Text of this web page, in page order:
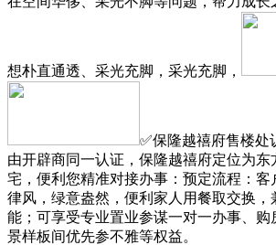
想朴直通透、采光充脚，采光充脚，
✅保隆越禧府售楼处
由开辟商同一认证，保隆越禧府定位为东
宅，便利您精准对接办事：预定流程：客
律风，绿意盎然，便利家人用餐取交换，
能；可享受专业置业参谋一对一办事、购
景样板间优先参不雅等权益。